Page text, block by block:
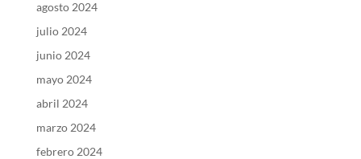
agosto 2024
julio 2024
junio 2024
mayo 2024
abril 2024
marzo 2024
febrero 2024